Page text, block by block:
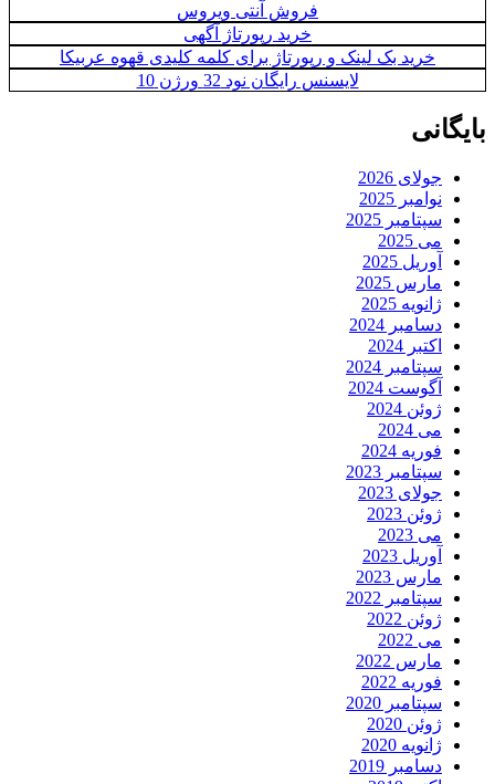
فروش آنتی ویروس
خرید رپورتاژ آگهی
خرید بک لینک و رپورتاژ برای کلمه کلیدی قهوه عربیکا
لایسنس رایگان نود 32 ورژن 10
بایگانی
جولای 2026
نوامبر 2025
سپتامبر 2025
می 2025
آوریل 2025
مارس 2025
ژانویه 2025
دسامبر 2024
اکتبر 2024
سپتامبر 2024
آگوست 2024
ژوئن 2024
می 2024
فوریه 2024
سپتامبر 2023
جولای 2023
ژوئن 2023
می 2023
آوریل 2023
مارس 2023
سپتامبر 2022
ژوئن 2022
می 2022
مارس 2022
فوریه 2022
سپتامبر 2020
ژوئن 2020
ژانویه 2020
دسامبر 2019